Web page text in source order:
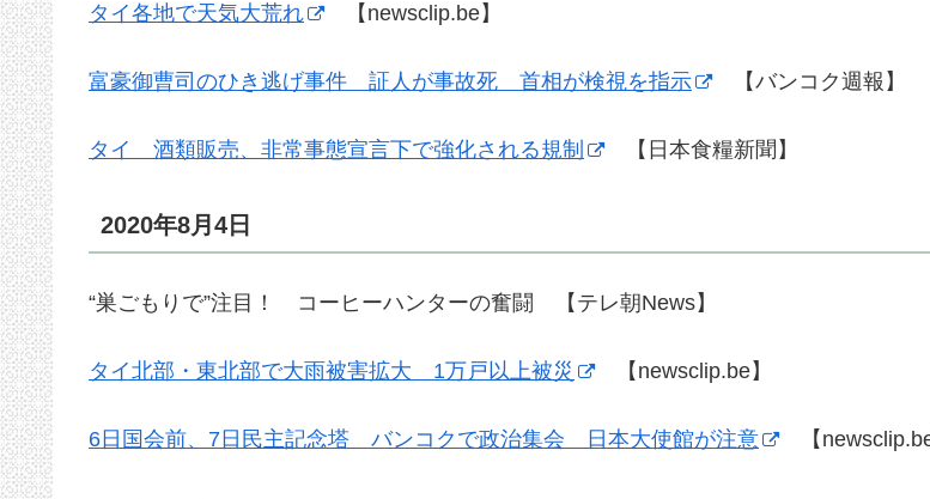
タイ各地で天気大荒れ 【newsclip.be】
富豪御曹司のひき逃げ事件 証人が事故死 首相が検視を指示 【バンコク週報】
タイ 酒類販売、非常事態宣言下で強化される規制 【日本食糧新聞】
2020年8月4日
“巣ごもりで”注目！ コーヒーハンターの奮闘 【テレ朝News】
タイ北部・東北部で大雨被害拡大 1万戸以上被災 【newsclip.be】
6日国会前、7日民主記念塔 バンコクで政治集会 日本大使館が注意 【newsclip.be